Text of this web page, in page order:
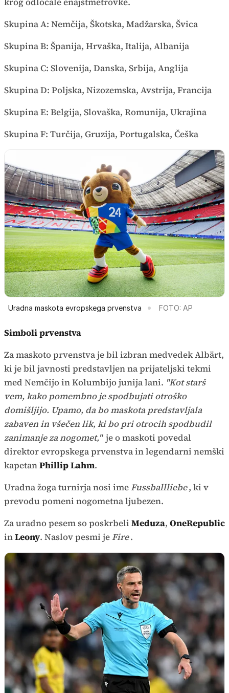
Skupina A: Nemčija, Škotska, Madžarska, Švica
Skupina B: Španija, Hrvaška, Italija, Albanija
Skupina C: Slovenija, Danska, Srbija, Anglija
Skupina D: Poljska, Nizozemska, Avstrija, Francija
Skupina E: Belgija, Slovaška, Romunija, Ukrajina
Skupina F: Turčija, Gruzija, Portugalska, Češka
Uradna maskota evropskega prvenstva FOTO: AP
Simboli prvenstva
Za maskoto prvenstva je bil izbran medvedek Albärt,
ki je bil javnosti predstavljen na prijateljski tekmi
med Nemčijo in Kolumbijo junija lani. "Kot starš
vem, kako pomembno je spodbujati otroško
domišljijo. Upamo, da bo maskota predstavljala
zabaven in všečen lik, ki bo pri otrocih spodbudil
zanimanje za nogomet," je o maskoti povedal
direktor evropskega prvenstva in legendarni nemški
kapetanPhillip Lahm.
Uradna žoga turnirja nosi imeFussballliebe, ki v
prevodu pomeni nogometna ljubezen.
Za uradno pesem so poskrbeli Meduza, OneRepublic
inLeony. Naslov pesmi jeFire.